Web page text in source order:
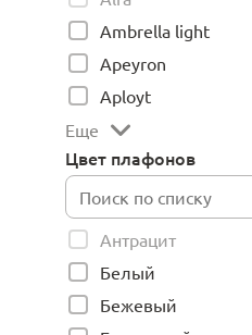
Ambrella light
Apeyron
Aployt
Еще
Цвет плафонов
Антрацит
Белый
Бежевый